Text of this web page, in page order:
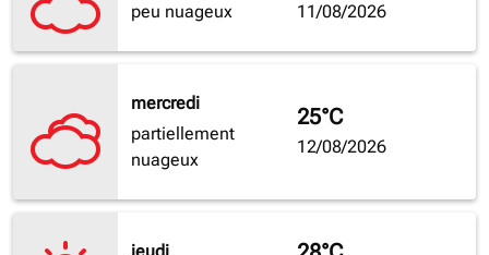
peu nuageux
11/08/2026
mercredi
partiellement
nuageux
25°C
12/08/2026